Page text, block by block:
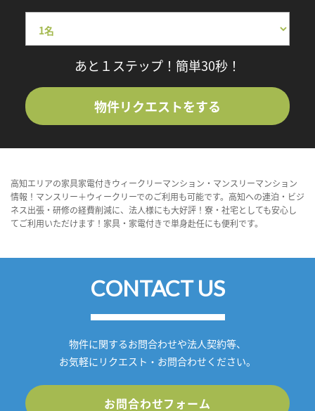
あと１ステップ！簡単30秒！
物件リクエストをする
高知エリアの家具家電付きウィークリーマンション・マンスリーマンション
情報！マンスリー＋ウィークリーでのご利用も可能です。高知への連泊・ビジ
ネス出張・研修の経費削減に、法人様にも大好評！寮・社宅としても安心し
てご利用いただけます！家具・家電付きで単身赴任にも便利です。
CONTACT US
物件に関するお問合わせや法人契約等、
お気軽にリクエスト・お問合わせください。
お問合わせフォーム